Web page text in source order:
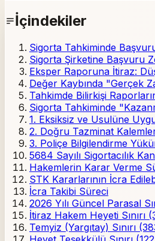
İçindekiler
Sigorta Tahkiminde
Sigorta Şirketine Başvuru
Eksper Raporuna İtiraz:
Değer Kaybında "Gerçek
Tahkimde Bilirkişi
Sigorta Tahkiminde
1. Eksiksiz ve Usulüne
2. Doğru Tazminat
3. Poliçe Bilgilendirme
5684 Sayılı Sigortacılık
Hakemlerin Karar Verme
STK Kararlarının İcra
İcra Takibi Süreci
2026 Yılı Güncel Parasal
İtiraz Hakem Heyeti Sınırı
Temyiz (Yargıtay) Sınırı